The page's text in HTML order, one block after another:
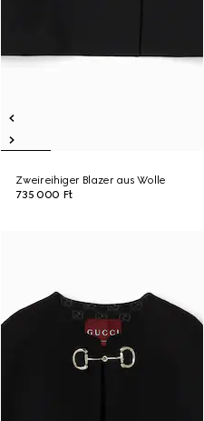
Zweireihiger Blazer aus Wolle
735 000 Ft